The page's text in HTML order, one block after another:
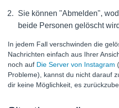
Sie können "Abmelden",
beide Personen gelöscht
In jedem Fall verschwinden die
Nachrichten einfach aus Ihrer
noch auf Die Server von Instagram
Probleme), kannst du nicht darauf
dir keine Möglichkeit, es